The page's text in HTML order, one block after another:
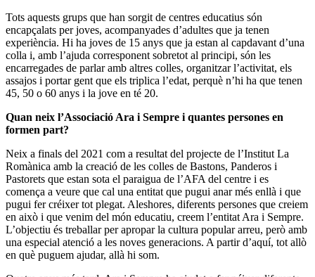
Tots aquests grups que han sorgit de centres educatius són
encapçalats per joves, acompanyades d’adultes que ja tenen
experiència. Hi ha joves de 15 anys que ja estan al capdavant d’una
colla i, amb l’ajuda corresponent sobretot al principi, són les
encarregades de parlar amb altres colles, organitzar l’activitat, els
assajos i portar gent que els triplica l’edat, perquè n’hi ha que tenen
45, 50 o 60 anys i la jove en té 20.
Quan neix l’Associació Ara i Sempre i quantes persones en
formen part?
Neix a finals del 2021 com a resultat del projecte de l’Institut La
Romànica amb la creació de les colles de Bastons, Panderos i
Pastorets que estan sota el paraigua de l’AFA del centre i es
comença a veure que cal una entitat que pugui anar més enllà i que
pugui fer créixer tot plegat. Aleshores, diferents persones que creiem
en això i que venim del món educatiu, creem l’entitat Ara i Sempre.
L’objectiu és treballar per apropar la cultura popular arreu, però amb
una especial atenció a les noves generacions. A partir d’aquí, tot allò
en què puguem ajudar, allà hi som.